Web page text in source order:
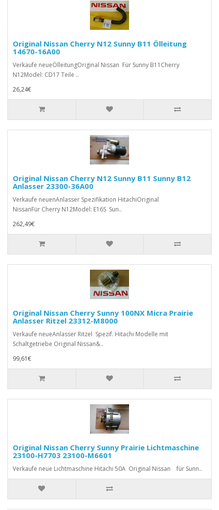
Original Nissan Cherry N12 Sunny B11 Ölleitung
14670-16A00
Verkaufe neueÖlleitungOriginal Nissan Für Sunny B11Cherry
N12Model: CD17 Teile ..
26,24€
Original Nissan Cherry N12 Sunny B11 Sunny B12
Anlasser 23300-36A00
Verkaufe neuenAnlasser Spezifikation HitachiOriginal
NissanFür Cherry N12Model: E16S Sun..
262,49€
Original Nissan Cherry Sunny 100NX Micra Prairie
Anlasser Ritzel 23312-M8000
Verkaufe neueAnlasser Ritzel Spezif. Hitachi Modelle mit
Schaltgetriebe Original Nissan&..
99,61€
Original Nissan Cherry Sunny Prairie Lichtmaschine
23100-H7703 23100-M6601
Verkaufe neue Lichtmaschine Hitachi 50A Original Nissan für Sunn..